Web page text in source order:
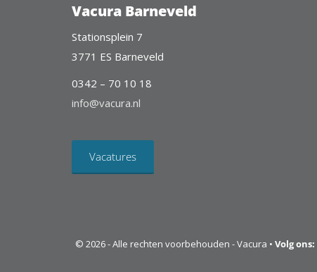
Vacura Barneveld
Stationsplein 7
3771 ES Barneveld
0342 – 70 10 18
info@vacura.nl
Vacatures
© 2026 - Alle rechten voorbehouden - Vacura • Volg ons: